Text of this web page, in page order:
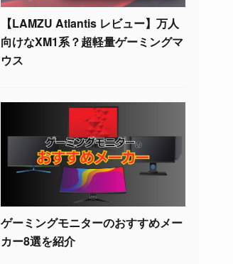
【LAMZU Atlantis レビュー】万人
向けなXM1系？超軽量ゲーミングマ
ウス
ゲーミングモニターのおすすめメー
カー8選を紹介